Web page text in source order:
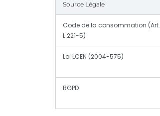
Source Légale
Code de la consommation (Art.
L.221-5)
Loi LCEN (2004-575)
RGPD